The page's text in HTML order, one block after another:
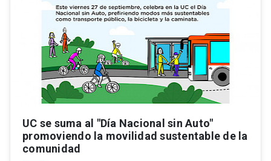
UC se suma al "Día Nacional sin Auto"
promoviendo la movilidad sustentable de la
comunidad